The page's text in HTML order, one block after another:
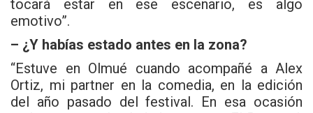
tocará estar en ese escenario, es algo
emotivo”.
– ¿Y habías estado antes en la zona?
“Estuve en Olmué cuando acompañé a Alex
Ortiz, mi partner en la comedia, en la edición
del año pasado del festival. En esa ocasión